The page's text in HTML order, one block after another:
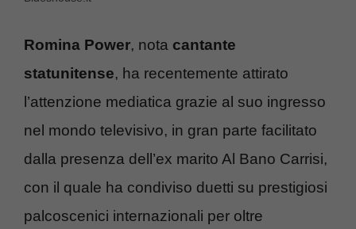
Romina Power, nota cantante
statunitense, ha recentemente attirato
l’attenzione mediatica grazie al suo ingresso
nel mondo televisivo, in gran parte facilitato
dalla presenza dell’ex marito Al Bano Carrisi,
con il quale ha condiviso duetti su prestigiosi
palcoscenici internazionali per oltre